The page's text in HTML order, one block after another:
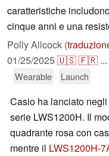
caratteristiche
cinque anni e una
Polly Allcock (
01/25/2025🇺🇸🇫🇷 ...
Wearable Launch
Casio ha lanciato
serie LWS1200H. Il
quadrante rosa con
mentre il LWS1200H-